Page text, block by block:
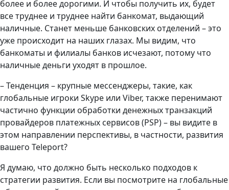
более и более дорогими. И чтобы получить их, будет
все труднее и труднее найти банкомат, выдающий
наличные. Станет меньше банковских отделений – это
уже происходит на наших глазах. Мы видим, что
банкоматы и филиалы банков исчезают, потому что
наличные деньги уходят в прошлое.
– Тенденция – крупные мессенджеры, такие, как
глобальные игроки Skype или Viber, также перенимают
частично функции обработки денежных транзакций
провайдеров платежных сервисов (PSP) – вы видите в
этом направлении перспективы, в частности, развития
вашего Teleport?
Я думаю, что должно быть несколько подходов к
стратегии развития. Если вы посмотрите на глобальные